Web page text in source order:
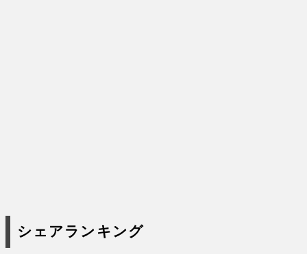
シェアランキング